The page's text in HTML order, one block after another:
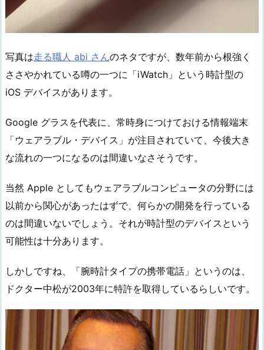
写真は走る職人 abi さんのネタですが、数年前から根強く
ささやかれている噂の一つに「iWatch」という時計型の
iOS デバイスがあります。
Google グラスを代表に、常時身につけておける情報端末
「ウェアラブル・デバイス」が注目されていて、今後大き
な流れの一つになるのは間違いなさそうです。
当然 Apple としてもウェアラブルコンピュータの分野には
以前から関心があったはずで、何らかの開発を行っている
のは間違いないでしょう。それが時計型のデバイスという
可能性は十分あります。
しかしですね、「腕時計タイプの携帯電話」というのは、
ドクター中松が2003年に特許を取得しているらしいです。